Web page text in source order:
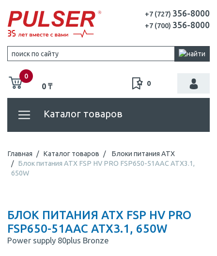
+7 (727) 356-8000
+7 (700) 356-8000
0
0 ₸ 0
Каталог товаров
Главная Каталог товаров
Блоки питания ATX
Блок питания ATX FSP HV PRO FSP650-51AAC ATX3.1,
650W
БЛОК ПИТАНИЯ ATX FSP HV PRO
FSP650-51AAC ATX3.1, 650W
Power supply 80plus Bronze